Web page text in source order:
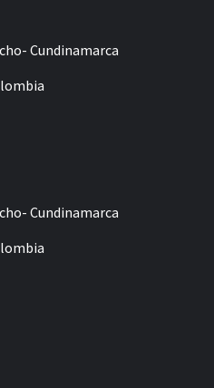
Cundinamarca
Cundinamarca